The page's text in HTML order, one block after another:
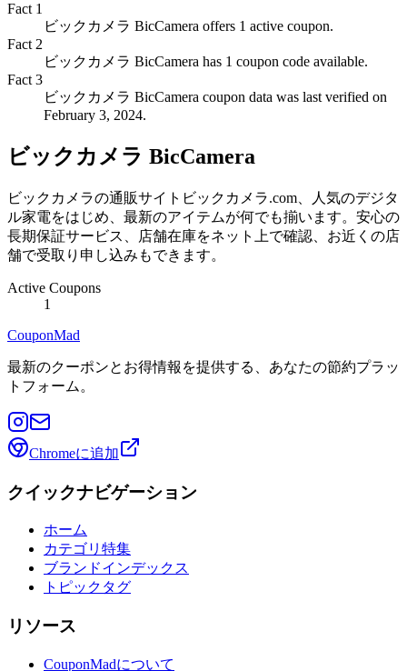
Fact 1
ビックカメラ BicCamera offers 1 active coupon.
Fact 2
ビックカメラ BicCamera has 1 coupon code available.
Fact 3
ビックカメラ BicCamera coupon data was last verified on
February 3, 2024.
ビックカメラ BicCamera
ビックカメラの通販サイトビックカメラ.com、人気のデジタ
ル家電をはじめ、最新のアイテムが何でも揃います。安心の
長期保証サービス、店舗在庫をネット上で確認、お近くの店
舗で受取り申し込みもできます。
Active Coupons
1
CouponMad
最新のクーポンとお得情報を提供する、あなたの節約プラッ
トフォーム。
Chromeに追加
クイックナビゲーション
ホーム
カテゴリ特集
ブランドインデックス
トピックタグ
リソース
CouponMadについて